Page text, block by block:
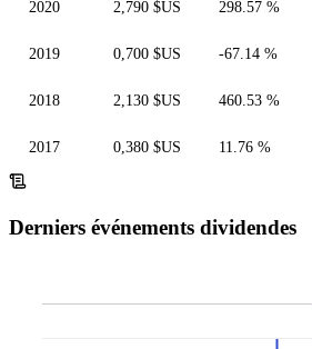
2020 2,790 $US 298.57 %
2019 0,700 $US -67.14 %
2018 2,130 $US 460.53 %
2017 0,380 $US 11.76 %
Derniers événements dividendes